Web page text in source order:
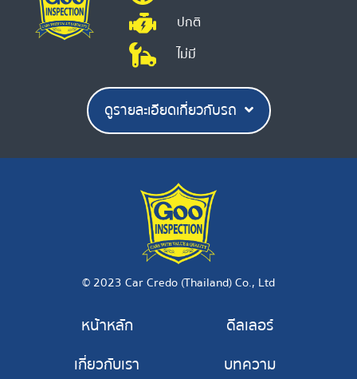
ปกติ
ไม่มี
ดูรายละเอียดเกี่ยวกับรถ
© 2023 Car Credo (Thailand) Co., Ltd
หน้าหลัก
เกี่ยวกับเรา
ดีลเลอร์
บทความ